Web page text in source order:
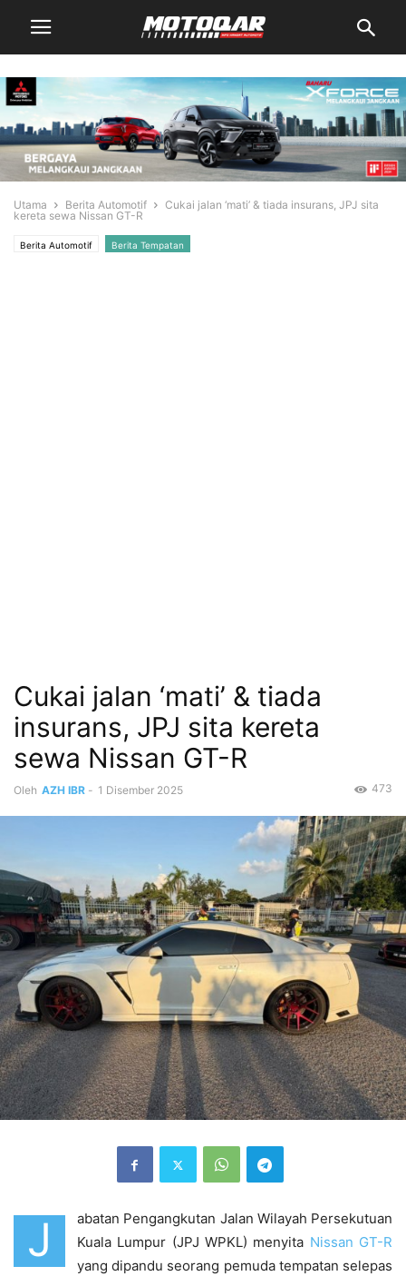
Utama Berita Automotif
Cukai jalan ‘mati’ & tiada insurans, JPJ sita
kereta sewa Nissan GT-R
Berita Automotif Berita Tempatan
Cukai jalan ‘mati’ & tiada
insurans, JPJ sita kereta
sewa Nissan GT-R
Oleh AZH IBR - 1 Disember 2025 473
J
abatan Pengangkutan Jalan Wilayah Persekutuan
Kuala Lumpur (JPJ WPKL) menyita Nissan GT-R
yang dipandu seorang pemuda tempatan selepas